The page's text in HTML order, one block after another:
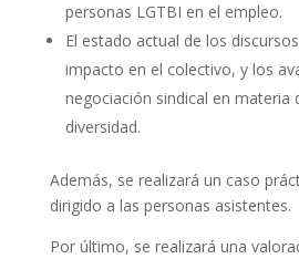
personas LGTBI en el empleo.
El estado actual de los
impacto en el colectivo, y los
negociación sindical en materia
diversidad.
Además, se realizará un caso
dirigido a las personas asistentes.
Por último, se realizará una